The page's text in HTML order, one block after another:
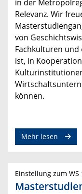
in der
Relevanz. Wir
von
Fachkulturen
ist, in
können.
Mehr lesen
Einstellung zum WS